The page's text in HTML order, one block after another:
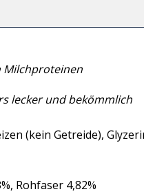
Milchproteinen
lecker und bekömmlich
(kein Getreide),
Rohfaser 4,82%